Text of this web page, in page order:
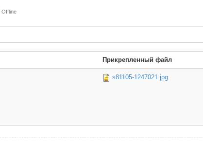
Offline
Прикрепленный файл
s81105-1247021.jpg